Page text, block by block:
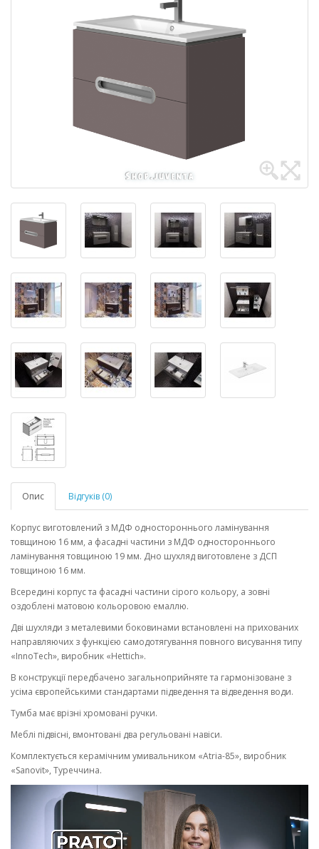
Опис Відгуків (0)
Корпус виготовлений з МДФ одностороннього ламінування
товщиною 16 мм, а фасадні частини з МДФ одностороннього
ламінування товщиною 19 мм. Дно шухляд виготовлене з ДСП
товщиною 16 мм.
Всередині корпус та фасадні частини сірого кольору, а зовні
оздоблені матовою кольоровою емаллю.
Дві шухляди з металевими боковинами встановлені на прихованих
направляючих з функцією самодотягування повного висування типу
«InnoTech», виробник «Hettich».
В конструкції передбачено загальноприйняте та гармонізоване з
усіма європейськими стандартами підведення та відведення води.
Тумба має врізні хромовані ручки.
Меблі підвісні, вмонтовані два регульовані навіси.
Комплектується керамічним умивальником «Atria-85», виробник
«Sanovit», Туреччина.